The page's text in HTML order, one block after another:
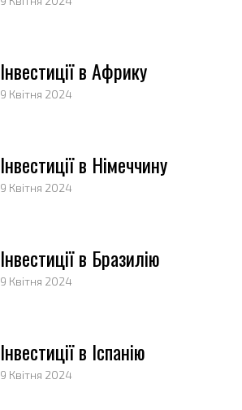
Інвестиції в Африку
9 Квітня 2024
Інвестиції в Німеччину
9 Квітня 2024
Інвестиції в Бразилію
9 Квітня 2024
Інвестиції в Іспанію
9 Квітня 2024